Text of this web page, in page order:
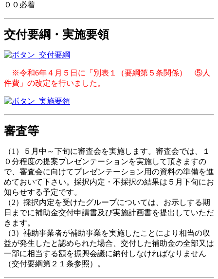
００必着
交付要綱・実施要領
※令和6年４月５日に「別表１（要綱第５条関係） ⑤人
件費」の改定を行いました。
審査等
（1）５月中～下旬に審査会を実施します。審査会では、１
０分程度の提案プレゼンテーションを実施して頂きますの
で、審査会に向けてプレゼンテーション用の資料の準備を進
めておいて下さい。採択内定・不採択の結果は５月下旬にお
知らせする予定です。
（2）採択内定を受けたグループについては、お示しする期
日までに補助金交付申請書及び実施計画書を提出していただ
きます。
（3）補助事業者が補助事業を実施したことにより相当の収
益が発生したと認められた場合、交付した補助金の全部又は
一部に相当する額を振興会議に納付しなければなりません
（交付要綱第２１条参照）。